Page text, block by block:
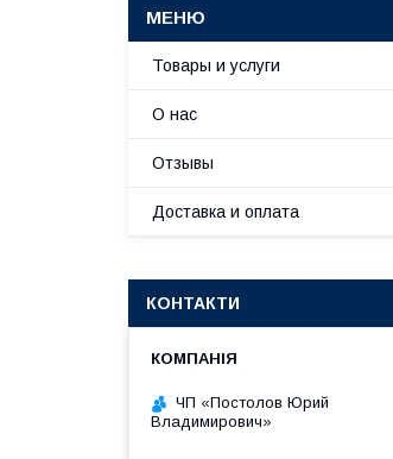
Товары и услуги
О нас
Отзывы
Доставка и оплата
КОНТАКТИ
ЧП «Постолов Юрий
Владимирович»